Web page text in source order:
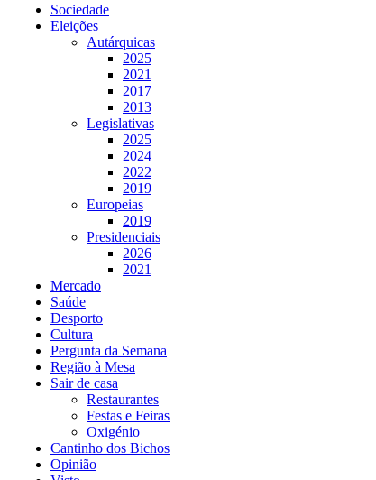
Sociedade
Eleições
Autárquicas
2025
2021
2017
2013
Legislativas
2025
2024
2022
2019
Europeias
2019
Presidenciais
2026
2021
Mercado
Saúde
Desporto
Cultura
Pergunta da Semana
Região à Mesa
Sair de casa
Restaurantes
Festas e Feiras
Oxigénio
Cantinho dos Bichos
Opinião